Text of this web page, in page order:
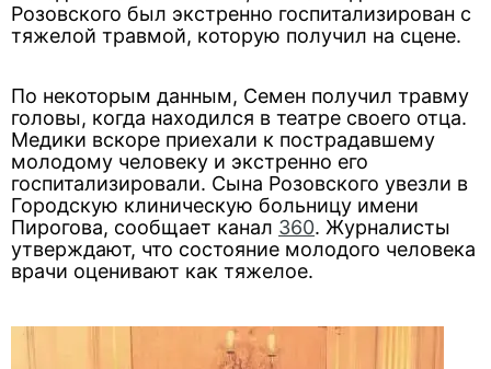
Розовского был экстренно госпитализирован с
тяжелой травмой, которую получил на сцене.
По некоторым данным, Семен получил травму
головы, когда находился в театре своего отца.
Медики вскоре приехали к пострадавшему
молодому человеку и экстренно его
госпитализировали. Сына Розовского увезли в
Городскую клиническую больницу имени
Пирогова, сообщает канал 360. Журналисты
утверждают, что состояние молодого человека
врачи оценивают как тяжелое.